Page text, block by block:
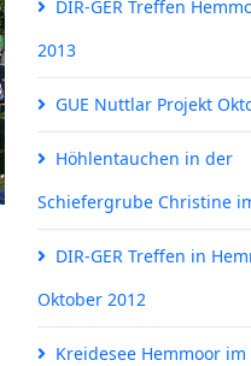
DIR-GER Treffen
2013
GUE Nuttlar Projekt
Höhlentauchen in der
Schiefergrube Christine
DIR-GER Treffen in
Oktober 2012
Kreidesee Hemmoor